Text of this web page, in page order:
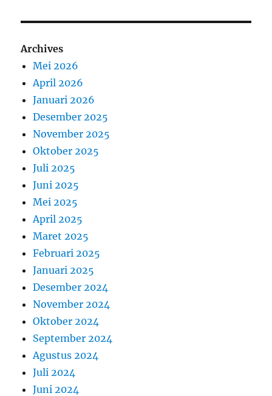
Archives
Mei 2026
April 2026
Januari 2026
Desember 2025
November 2025
Oktober 2025
Juli 2025
Juni 2025
Mei 2025
April 2025
Maret 2025
Februari 2025
Januari 2025
Desember 2024
November 2024
Oktober 2024
September 2024
Agustus 2024
Juli 2024
Juni 2024